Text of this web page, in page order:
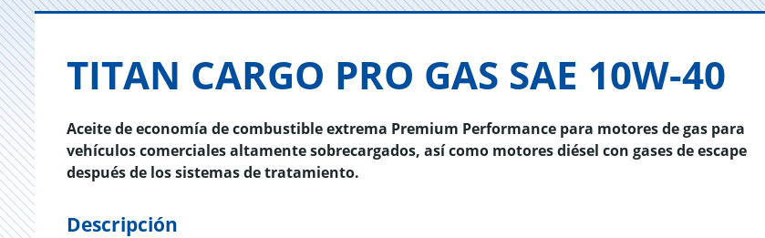
TITAN CARGO PRO GAS SAE 10W-40
Aceite de economía de combustible extrema Premium Performance para motores de gas para
vehículos comerciales altamente sobrecargados, así como motores diésel con gases de escape
después de los sistemas de tratamiento.
Descripción